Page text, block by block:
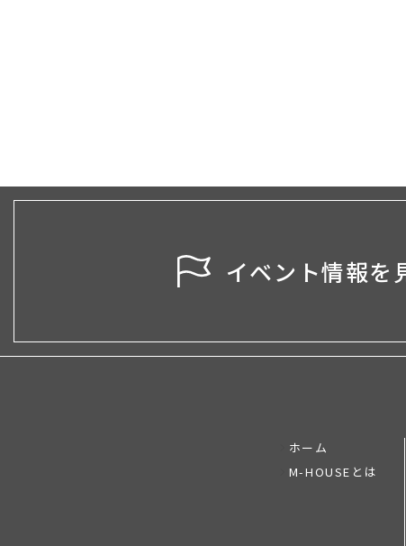
イベント情報を
ホーム
M-HOUSEとは